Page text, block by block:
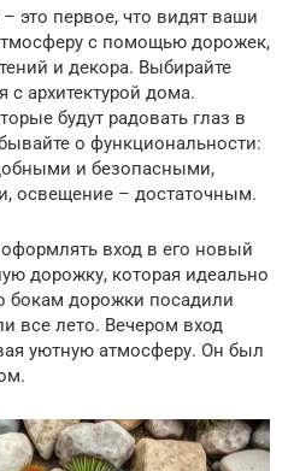
это первое, что видят ваши
с помощью дорожек,
и декора. Выбирайте
архитектурой дома.
будут радовать глаз в
о функциональности:
и безопасными,
освещение – достаточным.
вход в его новый
дорожку, которая идеально
бокам дорожки посадили
все лето. Вечером вход
уютную атмосферу. Он был